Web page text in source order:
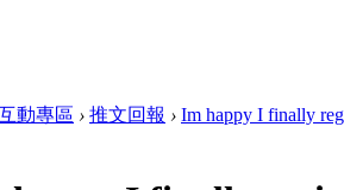
動專區 › 推文回報 › Im happy I finally